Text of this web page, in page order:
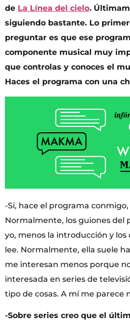
de La Línea del cielo.
siguiendo bastante. Lo
preguntar es que ese
componente musical muy
que controlas y conoces el
Haces el programa con una
-Sí, hace el programa conmigo,
Normalmente, los guiones del
yo, menos la introducción y los
lee. Normalmente, ella suele
me interesan menos porque
interesada en series de
tipo de cosas. A mí me parece
-Sobre series creo que el